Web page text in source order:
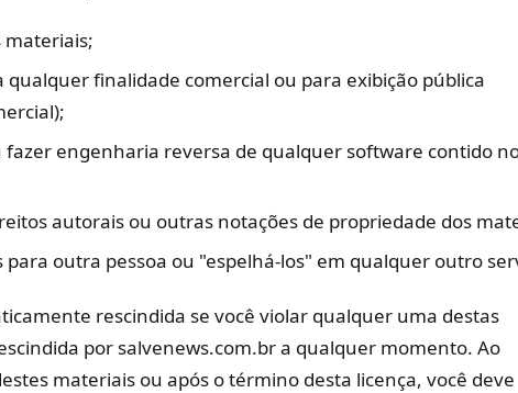
materiais;
qualquer finalidade comercial ou para exibição pública
engenharia reversa de qualquer software contido
autorais ou outras notações de propriedade dos
outra pessoa ou "espelhá-los" em qualquer outro
rescindida se você violar qualquer uma destas
por salvenews.com.br a qualquer momento. Ao
materiais ou após o término desta licença, você deve